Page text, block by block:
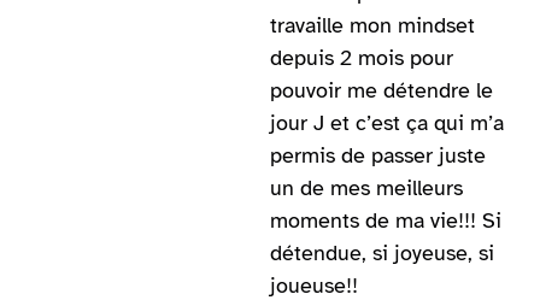
travaille mon mindset
depuis 2 mois pour
pouvoir me détendre le
jour J et c’est ça qui m’a
permis de passer juste
un de mes meilleurs
moments de ma vie!!! Si
détendue, si joyeuse, si
joueuse!!